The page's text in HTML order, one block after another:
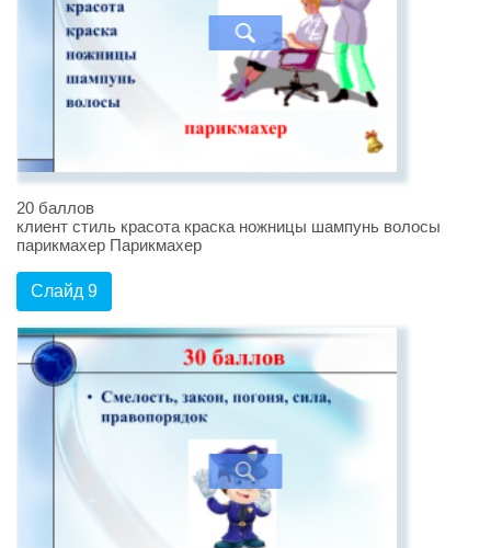
20 баллов
клиент стиль красота краска ножницы шампунь волосы
парикмахер Парикмахер
Слайд 9